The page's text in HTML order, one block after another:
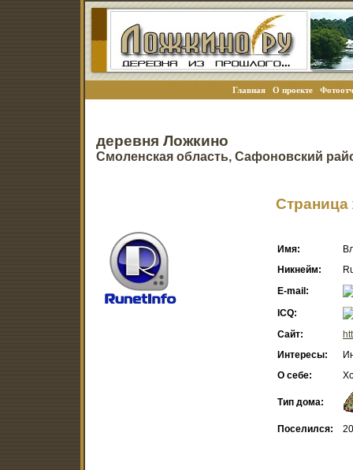
Главная О проекте
деревня Ложкино
Смоленская область, Сафоновский
Страница
Имя:
Никнейм:
E-mail:
ICQ:
Сайт:
Интересы:
О себе:
Тип дома:
Поселился: